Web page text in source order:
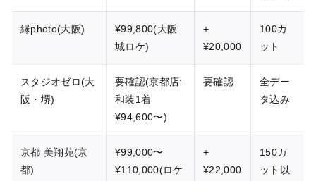
縁photo(大阪)
¥99,800(大阪
城ロケ)
+
¥20,000
100カ
ット
スタジオゼロ(大
阪・堺)
要確認(京都店:
和装1着
¥94,600〜)
要確認
全デー
タ込み
京都 美翔苑(京
都)
¥99,000〜
¥110,000(ロケ
+
¥22,000
150カ
ット以